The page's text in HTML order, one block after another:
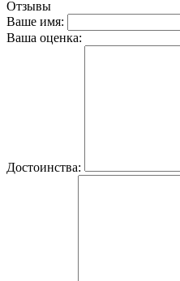
Отзывы
Ваше имя:
Ваша оценка:
Достоинства: